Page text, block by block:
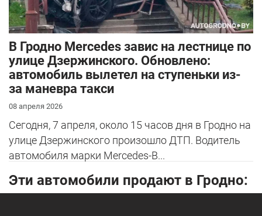
В Гродно Mercedes завис на лестнице по
улице Дзержинского. Обновлено:
автомобиль вылетел на ступеньки из-
за маневра такси
08 апреля 2026
Сегодня, 7 апреля, около 15 часов дня в Гродно на
улице Дзержинского произошло ДТП. Водитель
автомобиля марки Mercedes-B...
Эти автомобили продают в Гродно: